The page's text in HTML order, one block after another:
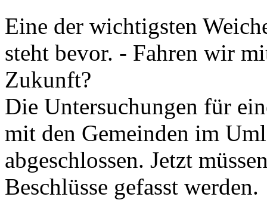
Eine der wichtigsten
steht bevor. - Fahren wir
Zukunft?
Die Untersuchungen für
mit den Gemeinden im
abgeschlossen. Jetzt
Beschlüsse gefasst werden.